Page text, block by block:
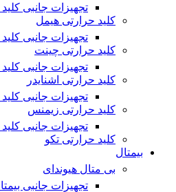
تجهیزات جانبی
کلید حرارتی هیمل
تجهیزات جانبی
کلید حرارتی چینت
تجهیزات جانبی
کلید حرارتی اشنایدر
تجهیزات جانبی کلید
کلید حرارتی زیمنس
تجهیزات جانبی
کلید حرارتی تکو
بیمتال
بی متال هیوندای
تجهیزات جانبی